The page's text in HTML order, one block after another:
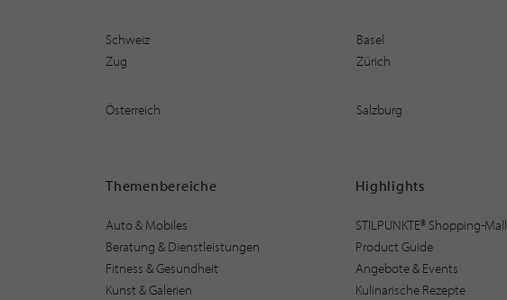
Schweiz Basel
Zug
Zürich
Österreich Salzburg
Themenbereiche
Auto & Mobiles
Beratung & Dienstleistungen
Fitness & Gesundheit
Kunst & Galerien
Highlights
STILPUNKTE® Shopping-Mall
Product Guide
Angebote & Events
Kulinarische Rezepte